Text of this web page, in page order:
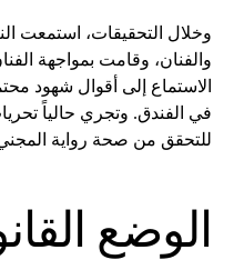
وخلال التحقيقات، استمعت
والفنان، وقامت بمواجهة
الاستماع إلى أقوال شهود
في الفندق. وتجري حالياً
للتحقق من صحة رواية المجني
الوضع